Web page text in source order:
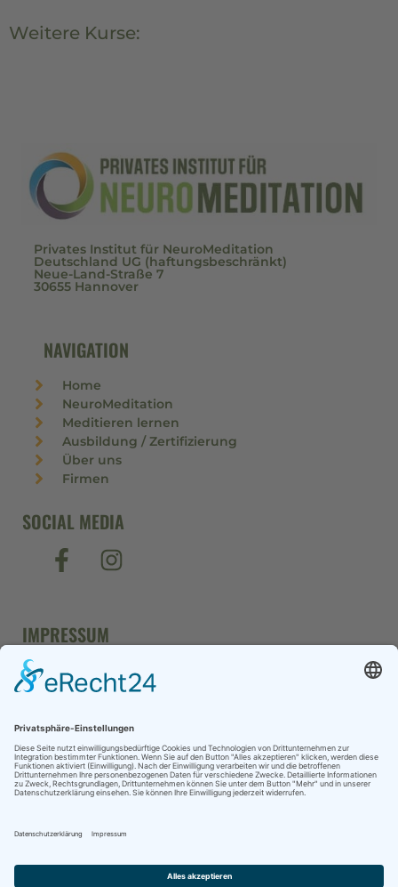
Weitere Kurse:
Privates Institut für NeuroMeditation
Deutschland UG (haftungsbeschränkt)
Neue-Land-Straße 7
30655 Hannover
NAVIGATION
Home
NeuroMeditation
Meditieren lernen
Ausbildung / Zertifizierung
Über uns
Firmen
SOCIAL MEDIA
IMPRESSUM
DATENSCHUTZ